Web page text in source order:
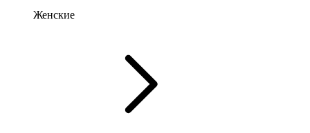
Женские